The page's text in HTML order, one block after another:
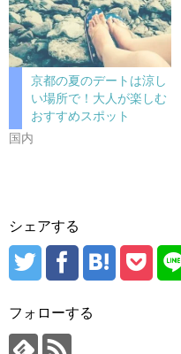
京都の夏のデートは涼し
い場所で！大人が楽しむ
おすすめスポット
国内
シェアする
フォローする